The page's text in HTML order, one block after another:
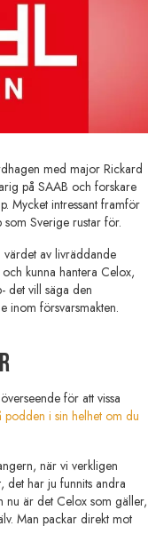
med major Rickard
på SAAB och forskare
Mycket intressant framför
Sverige rustar för.
av livräddande
kunna hantera Celox,
det vill säga den
inom försvarsmakten.
för att vissa
podden i sin helhet om du
när vi verkligen
det har ju funnits andra
är det Celox som gäller,
Man packar direkt mot